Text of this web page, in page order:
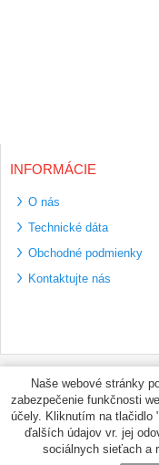
INFORMÁCIE
O nás
Technické dáta
Obchodné podmienky
Kontaktujte nás
Naše webové stránky
zabezpečenie funkčnosti
účely. Kliknutím na
ďalších údajov vr. jej
sociálnych sieťach a